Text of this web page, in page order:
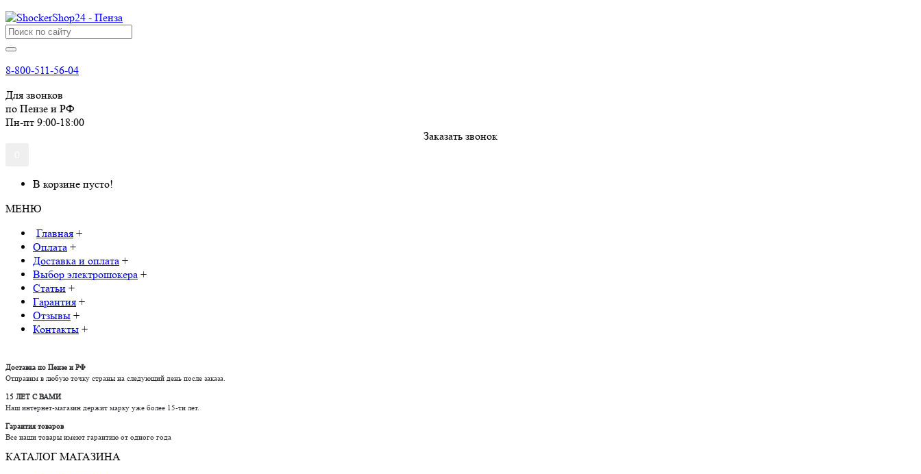
8-800-511-56-04
Для звонков
по Пензе и РФ
Пн-пт 9:00-18:00
Заказать звонок
В корзине пусто!
МЕНЮ
Главная +
Оплата +
Доставка и оплата +
Выбор электрошокера +
Статьи +
Гарантия +
Отзывы +
Контакты +
Доставка по Пензе и РФ
Отправим в любую точку страны на следующий день после заказа.
15 ЛЕТ С ВАМИ
Наш интернет-магазин держит марку уже более 15-ти лет.
Гарантия товаров
Все наши товары имеют гарантию от одного года
КАТАЛОГ МАГАЗИНА